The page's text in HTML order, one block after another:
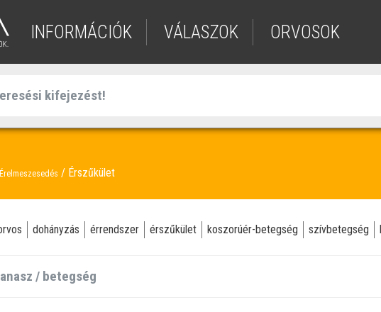
INFORMÁCIÓK VÁLASZOK ORVOSOK
Érelmeszesedés Érszűkület
dohányzás érrendszer érszűkület koszorúér-betegség szívbetegség